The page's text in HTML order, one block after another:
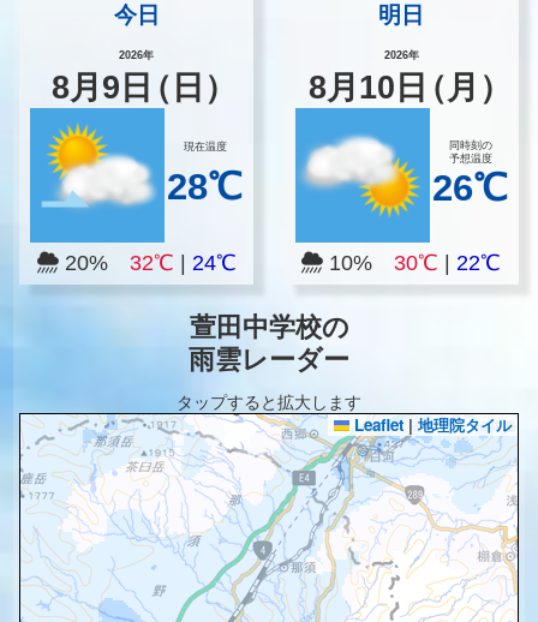
今日
2026年
8月 9 日（日）
現在温度
28℃
20% 32℃ 24℃
明日
2026年
8月 10 日（月）
同時刻の
予想温度
26℃
10%30℃ |22℃
萱田中学校の
雨雲レーダー
タップすると拡大します
Leaflet | 地理院タイル